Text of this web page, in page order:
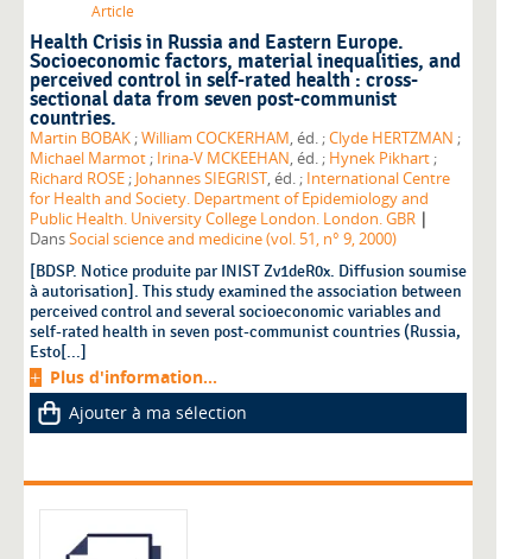
Article
Health Crisis in Russia and Eastern Europe.
Socioeconomic factors, material inequalities, and
perceived control in self-rated health : cross-
sectional data from seven post-communist
countries.
Martin BOBAK ;William COCKERHAM , éd. ;Clyde HERTZMAN ;
Michael Marmot ; Irina-V MCKEEHAN , éd. ; Hynek Pikhart ;
Richard ROSE ; Johannes SIEGRIST , éd. ; International Centre
for Health and Society. Department of Epidemiology and
Public Health. University College London. London. GBR |
DansSocial science and medicine (vol. 51, n° 9, 2000)
[BDSP. Notice produite par INIST Zv1deR0x. Diffusion soumise
à autorisation]. This study examined the association between
perceived control and several socioeconomic variables and
self-rated health in seven post-communist countries (Russia,
Esto[...]
Plus d'information...
Ajouter à ma sélection